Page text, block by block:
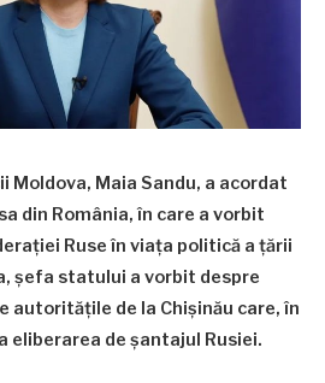
Moldova, Maia Sandu, a acordat
din România, în care a vorbit
Ruse în viața politică a țării
șefa statului a vorbit despre
autoritățile de la Chișinău care, în
eliberarea de șantajul Rusiei.